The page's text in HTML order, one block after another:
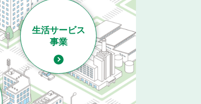
生活サービス
事業